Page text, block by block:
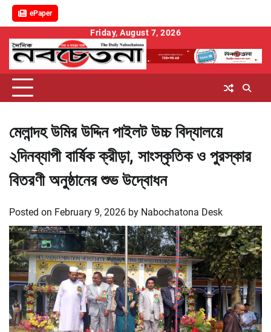
ePaper
content
Friday, August 7, 2026
মেলান্দহ উমির উদ্দিন পাইলট উচ্চ বিদ্যালয়ে
২দিনব্যাপী বার্ষিক ক্রীড়া, সাংস্কৃতিক ও পুরস্কার
বিতরণী অনুষ্ঠানের শুভ উদ্বোধন
Posted on February 9, 2026 by Nabochatona Desk